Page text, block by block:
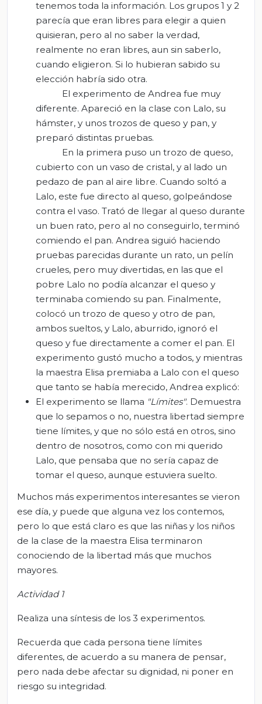
tenemos toda la información. Los grupos 1 y 2
parecía que eran libres para elegir a quien
quisieran, pero al no saber la verdad,
realmente no eran libres, aun sin saberlo,
cuando eligieron. Si lo hubieran sabido su
elección habría sido otra.
El experimento de Andrea fue muy
diferente. Apareció en la clase con Lalo, su
hámster, y unos trozos de queso y pan, y
preparó distintas pruebas.
En la primera puso un trozo de queso,
cubierto con un vaso de cristal, y al lado un
pedazo de pan al aire libre. Cuando soltó a
Lalo, este fue directo al queso, golpeándose
contra el vaso. Trató de llegar al queso durante
un buen rato, pero al no conseguirlo, terminó
comiendo el pan. Andrea siguió haciendo
pruebas parecidas durante un rato, un pelín
crueles, pero muy divertidas, en las que el
pobre Lalo no podía alcanzar el queso y
terminaba comiendo su pan. Finalmente,
colocó un trozo de queso y otro de pan,
ambos sueltos, y Lalo, aburrido, ignoró el
queso y fue directamente a comer el pan. El
experimento gustó mucho a todos, y mientras
la maestra Elisa premiaba a Lalo con el queso
que tanto se había merecido, Andrea explicó:
El experimento se llama "Límites". Demuestra
que lo sepamos o no, nuestra libertad siempre
tiene límites, y que no sólo está en otros, sino
dentro de nosotros, como con mi querido
Lalo, que pensaba que no sería capaz de
tomar el queso, aunque estuviera suelto.
Muchos más experimentos interesantes se vieron
ese día, y puede que alguna vez los contemos,
pero lo que está claro es que las niñas y los niños
de la clase de la maestra Elisa terminaron
conociendo de la libertad más que muchos
mayores.
Actividad 1
Realiza una síntesis de los 3 experimentos.
Recuerda que cada persona tiene límites
diferentes, de acuerdo a su manera de pensar,
pero nada debe afectar su dignidad, ni poner en
riesgo su integridad.